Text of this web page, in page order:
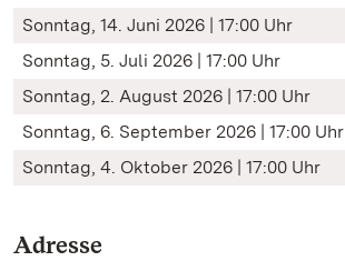
Sonntag, 14. Juni 2026 | 17:00 Uhr
Sonntag, 5. Juli 2026 | 17:00 Uhr
Sonntag, 2. August 2026 | 17:00 Uhr
Sonntag, 6. September 2026 | 17:00 Uhr
Sonntag, 4. Oktober 2026 | 17:00 Uhr
Adresse